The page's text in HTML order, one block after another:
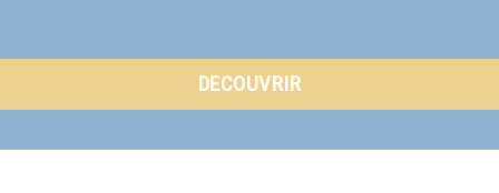
DECOUVRIR